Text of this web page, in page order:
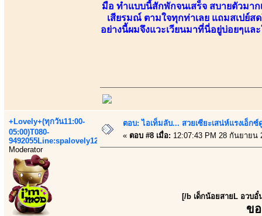
มือ ทำแบบนี้สักพักจนเสร็จ สบายตัวมา
เสียรมณ์ ตามใจทุกท่าเลย แถมสเปย์
อย่างนี้ผมจึงแวะเวียนมาที่นี่อยู่บ่อยๆแล
+Lovely+(ทุกวัน11:00-
05:00)T080-
9492055Line:spalovely123
Moderator
ตอบ: ไอเท็มลับ... สวยเซียะเสน่ห์แรงเอ็ก
« ตอบ #8 เมื่อ: 12:07:43 PM 28 กันยายน
[/b เด็กน้อยสายL อวบ
ข